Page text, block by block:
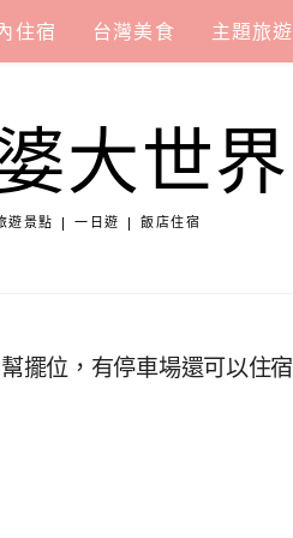
住宿 台灣美食 主題旅遊
大世界
遊景點 | 一日遊 | 飯店住宿
擺位，有停車場還可以住宿